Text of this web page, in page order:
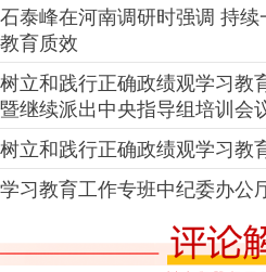
石泰峰在河南调研时强调 持
教育质效
树立和践行正确政绩观学习教
暨继续派出中央指导组培训会
树立和践行正确政绩观学习教
学习教育工作专班中纪委办公